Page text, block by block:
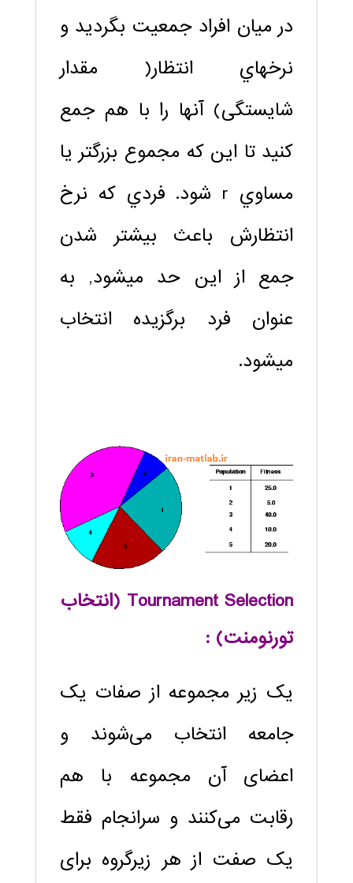
در ميان افراد جمعيت بگرديد و
نرخ‏هاي انتظار( مقدار
شایستگی) آنها را با هم جمع
كنيد تا اين كه مجموع بزرگتر يا
مساوي r شود. فردي كه نرخ
انتظارش باعث بيشتر شدن
جمع از اين حد مي‏شود, به
عنوان فرد برگزيده انتخاب
مي‏شود.
Tournament Selection (انتخاب
تورنومنت) :
یک زیر مجموعه از صفات یک
جامعه انتخاب می‌شوند و
اعضای آن مجموعه با هم
رقابت می‌کنند و سرانجام فقط
یک صفت از هر زیر‌گروه برای